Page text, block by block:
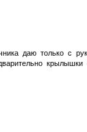
даю только